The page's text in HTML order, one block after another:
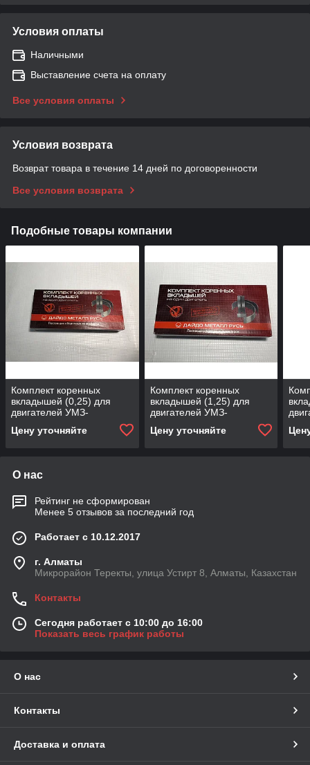
Условия оплаты
Наличными
Выставление счета на оплату
Все условия оплаты
Условия возврата
Возврат товара в течение 14 дней по договоренности
Все условия возврата
Подобные товары компании
Комплект коренных
вкладышей (0,25) для
двигателей УМЗ-
ГАЗ-24
Цену уточняйте
Комплект коренных
вкладышей (1,25) для
двигателей УМЗ-
ГАЗ-24
Цену уточняйте
О нас
Рейтинг не сформирован
Менее 5 отзывов за последний год
Работает с 10.12.2017
г. Алматы
Микрорайон Теректы, улица Устирт 8, Алматы, Казахстан
Контакты
Сегодня работает с 10:00 до 16:00
Показать весь график работы
О нас
Контакты
Доставка и оплата